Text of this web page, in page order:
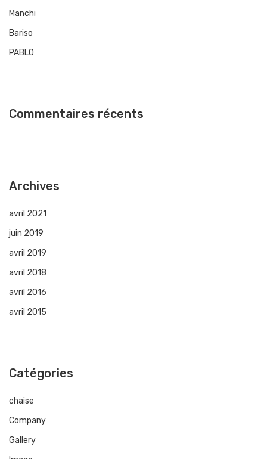
Manchi
Bariso
PABLO
Commentaires récents
Archives
avril 2021
juin 2019
avril 2019
avril 2018
avril 2016
avril 2015
Catégories
chaise
Company
Gallery